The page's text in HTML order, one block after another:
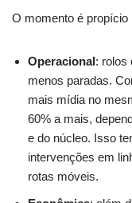
O momento é propício
Operacional: rolos
menos paradas.
mais mídia no
60% a mais,
e do núcleo. Isso
intervenções em
rotas móveis.